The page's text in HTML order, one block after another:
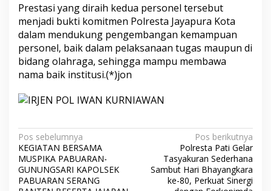
Prestasi yang diraih kedua personel tersebut
menjadi bukti komitmen Polresta Jayapura Kota
dalam mendukung pengembangan kemampuan
personel, baik dalam pelaksanaan tugas maupun di
bidang olahraga, sehingga mampu membawa
nama baik institusi.(*)jon
Navigasi
pos
Pos sebelumnya
KEGIATAN BERSAMA
MUSPIKA PABUARAN-
GUNUNGSARI KAPOLSEK
PABUARAN SERANG
Pos berikutnya
Polresta Pati Gelar
Tasyakuran Sederhana
Sambut Hari Bhayangkara
ke-80, Perkuat Sinergi